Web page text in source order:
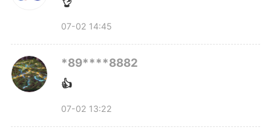
版权声明：未经许可禁止以任何形式转载
07-02 14:45
*89****8882
👍
07-02 13:22